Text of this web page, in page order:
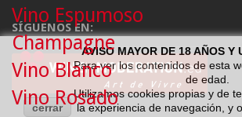
SÍGUENOS EN:
cerrar
AVISO MAYOR DE 18 AÑOS Y
Para ver los contenidos de esta
de edad.
Utilizamos cookies propias y de
la experiencia de navegación, y
Vino Espumoso
Champagne
Vino Blanco
Vino Rosado